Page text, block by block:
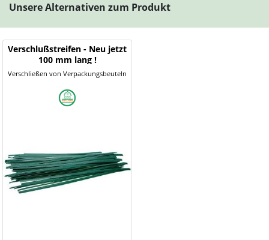
Unsere Alternativen zum Produkt
Verschlußstreifen - Neu jetzt
100 mm lang !
Verschließen von Verpackungsbeuteln